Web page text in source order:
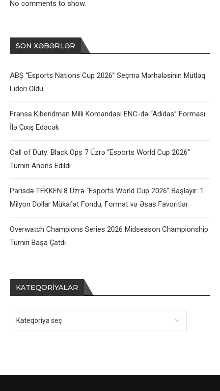
No comments to show.
SON XƏBƏRLƏR
ABŞ “Esports Nations Cup 2026” Seçmə Mərhələsinin Mütləq
Lideri Oldu
Fransa Kiberidman Milli Komandası ENC-də “Adidas” Forması
İlə Çıxış Edəcək
Call of Duty: Black Ops 7 Üzrə “Esports World Cup 2026”
Turniri Anons Edildi
Parisdə TEKKEN 8 Üzrə “Esports World Cup 2026” Başlayır: 1
Milyon Dollar Mükafat Fondu, Format və Əsas Favoritlər
Overwatch Champions Series 2026 Midseason Championship
Turniri Başa Çatdı
KATEQORIYALAR